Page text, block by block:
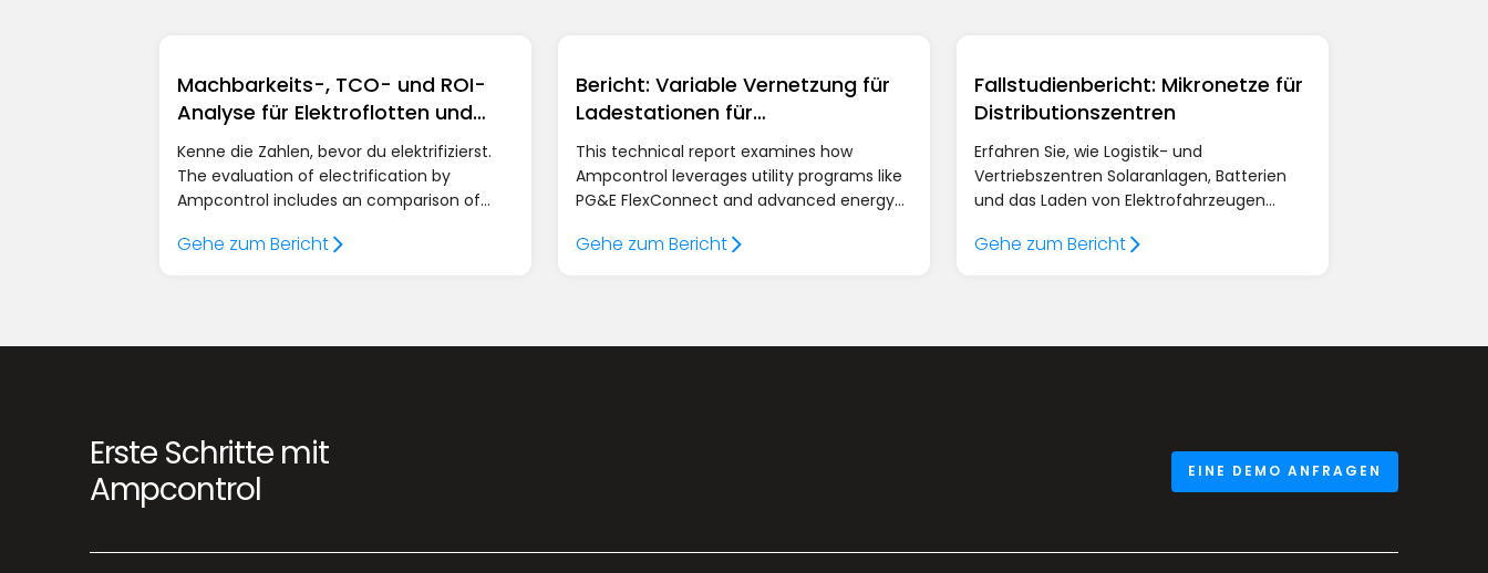
Machbarkeits-, TCO- und ROI-
Analyse für Elektroflotten und
Standorte
Kenne die Zahlen, bevor du elektrifizierst.
The evaluation of electrification by
Ampcontrol includes an comparison of
network capacity analysis, the analysis of
Gehe zum Bericht
Bericht: Variable Vernetzung für
Ladestationen für
Elektrofahrzeuge
This technical report examines how
Ampcontrol leverages utility programs like
PG&E FlexConnect and advanced energy
to bypass multi-year grid upgrade delays,
Gehe zum Bericht
Fallstudienbericht: Mikronetze für
Distributionszentren
Erfahren Sie, wie Logistik- und
Vertriebszentren Solaranlagen, Batterien
und das Laden von Elektrofahrzeugen
und mit Ampcontrol den Energiefluss und
Gehe zum Bericht
Erste Schritte mit
Ampcontrol
EINE DEMO ANFRAGEN